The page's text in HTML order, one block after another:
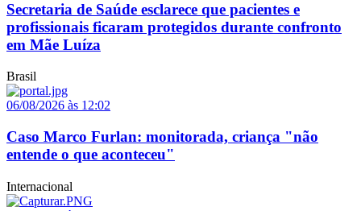
Secretaria de Saúde esclarece que pacientes e
profissionais ficaram protegidos durante confronto
em Mãe Luíza
Brasil
06/08/2026 às 12:02
Caso Marco Furlan: monitorada, criança "não
entende o que aconteceu"
Internacional